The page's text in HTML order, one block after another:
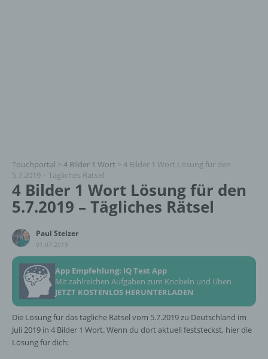
Touchportal > 4 Bilder 1 Wort > 4 Bilder 1 Wort Lösung für den
5.7.2019 – Tägliches Rätsel
4 Bilder 1 Wort Lösung für den
5.7.2019 – Tägliches Rätsel
Paul Stelzer
01.07.2019
App Empfehlung: IQ Test App
Mit zahlreichen Aufgaben zum Knobeln und Üben
JETZT KOSTENLOS HERUNTERLADEN
Die Lösung für das tägliche Rätsel vom 5.7.2019 zu Deutschland im
Juli 2019 in 4 Bilder 1 Wort. Wenn du dort aktuell feststeckst, hier die
Lösung für dich: